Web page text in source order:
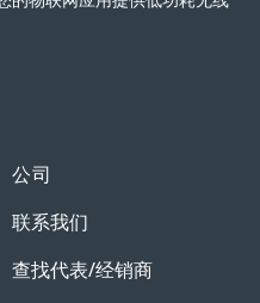
公司
联系我们
查找代表/经销商